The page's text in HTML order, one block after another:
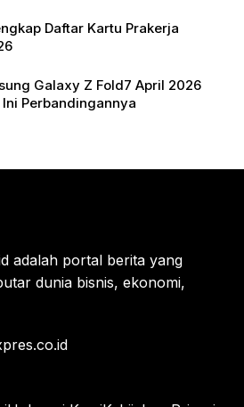
Daftar Kartu Prakerja
Galaxy Z Fold7 April 2026
Perbandingannya
adalah portal berita yang
dunia bisnis, ekonomi,